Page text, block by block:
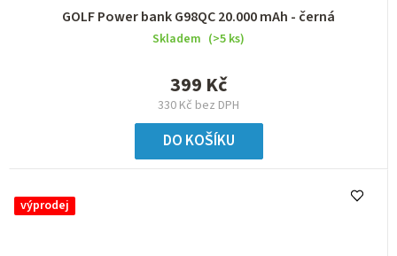
GOLF Power bank G98QC 20.000 mAh - černá
Skladem (>5 ks)
330 Kč bez DPH
399 Kč
DO KOŠÍKU
výprodej